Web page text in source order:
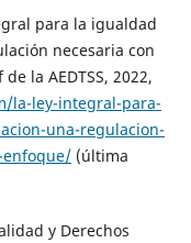
para la igualdad
necesaria con
la AEDTSS, 2022,
la-ley-integral-para-
una-regulacion-
enfoque/(última
y Derechos